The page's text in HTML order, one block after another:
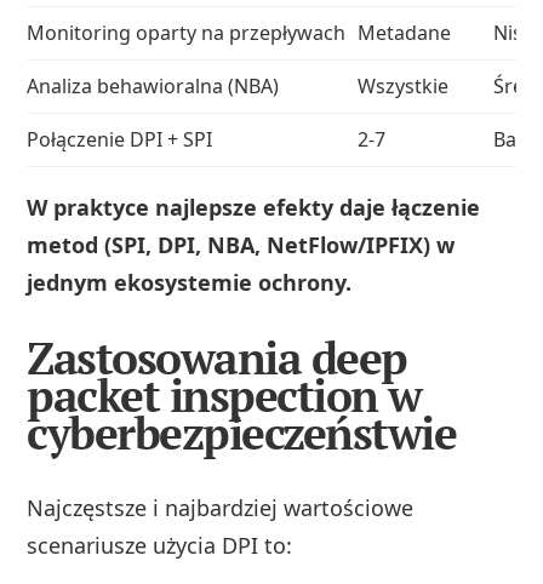
Monitoring oparty na przepływach Metadane
Analiza behawioralna (NBA)
Wszystkie
Połączenie DPI + SPI
2-7
W praktyce najlepsze efekty daje łączenie
metod (SPI, DPI, NBA, NetFlow/IPFIX) w
jednym ekosystemie ochrony.
Zastosowania deep
packet inspection w
cyberbezpieczeństwie
Najczęstsze i najbardziej wartościowe
scenariusze użycia DPI to: